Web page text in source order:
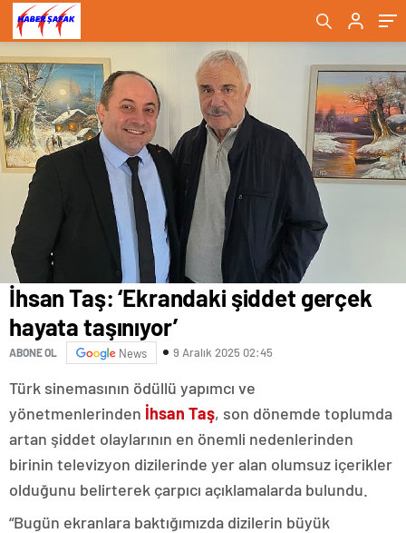
İhsan Taş: ‘Ekrandaki şiddet gerçek
hayata taşınıyor’
ABONE OL News 9 Aralık 2025 02:45
Türk sinemasının ödüllü yapımcı ve
yönetmenlerinden İhsan Taş, son dönemde toplumda
artan şiddet olaylarının en önemli nedenlerinden
birinin televizyon dizilerinde yer alan olumsuz içerikler
olduğunu belirterek çarpıcı açıklamalarda bulundu.
“Bugün ekranlara baktığımızda dizilerin büyük